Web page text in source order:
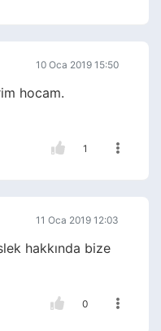
10 Oca 2019 15:50
hocam.
1
11 Oca 2019 12:03
hakkında bize
0